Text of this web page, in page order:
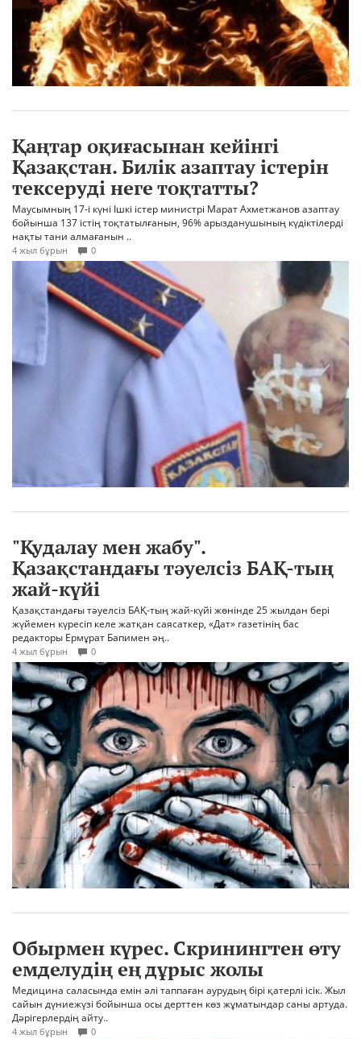
Қаңтар оқиғасынан кейінгі
Қазақстан. Билік азаптау істерін
тексеруді неге тоқтатты?
Маусымның 17-і күні Ішкі істер министрі Марат Ахметжанов азаптау
бойынша 137 істің тоқтатылғанын, 96% арызданушының күдіктілерді
нақты тани алмағанын ..
4 жыл бұрын 0
"Қудалау мен жабу".
Қазақстандағы тәуелсіз БАҚ-тың
жай-күйі
Қазақстандағы тәуелсіз БАҚ-тың жай-күйі жөнінде 25 жылдан бері
жүйемен күресіп келе жатқан саясаткер, «Дат» газетінің бас
редакторы Ермұрат Бапимен әң..
4 жыл бұрын 0
Обырмен күрес. Скринингтен өту
емделудің ең дұрыс жолы
Медицина саласында емін әлі таппаған аурудың бірі қатерлі ісік. Жыл
сайын дүниежүзі бойынша осы дерттен көз жұматындар саны артуда.
Дәрігерлердің айту..
4 жыл бұрын 0